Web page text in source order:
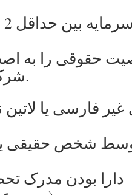
حقوقی را به
شرکت می گویند.
فارسی یا لاتین
توسط شخص حقیقی
2)دارا بودن مدرک